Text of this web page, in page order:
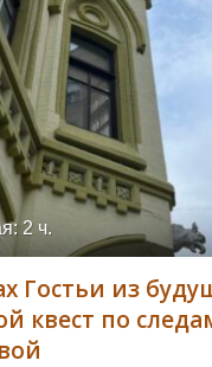
2 ч.
Гостьи из
квест по